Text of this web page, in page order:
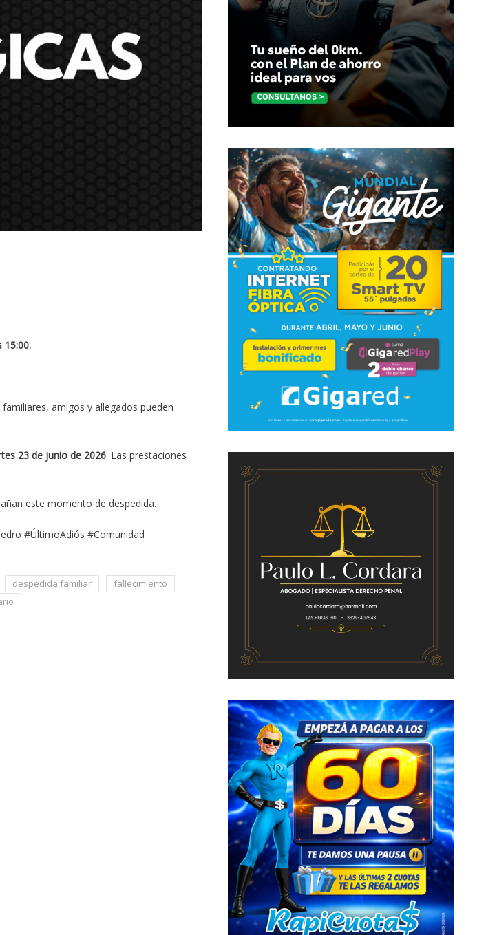
15:00.
familiares, amigos y allegados pueden
23 de junio de 2026. Las prestaciones
este momento de despedida.
#ÚltimoAdiós #Comunidad
despedida familiar
fallecimiento